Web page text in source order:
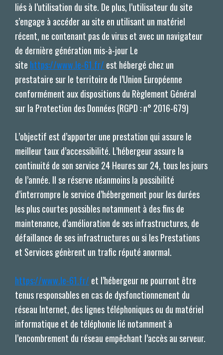
liés à l’utilisation du site. De plus, l’utilisateur du site
s’engage à accéder au site en utilisant un matériel
récent, ne contenant pas de virus et avec un navigateur
de dernière génération mis-à-jour Le
site https://www.le-61.fr/ est hébergé chez un
prestataire sur le territoire de l’Union Européenne
conformément aux dispositions du Règlement Général
sur la Protection des Données (RGPD : n° 2016-679)
L’objectif est d’apporter une prestation qui assure le
meilleur taux d’accessibilité. L’hébergeur assure la
continuité de son service 24 Heures sur 24, tous les jours
de l’année. Il se réserve néanmoins la possibilité
d’interrompre le service d’hébergement pour les durées
les plus courtes possibles notamment à des fins de
maintenance, d’amélioration de ses infrastructures, de
défaillance de ses infrastructures ou si les Prestations
et Services génèrent un trafic réputé anormal.
https://www.le-61.fr/ et l’hébergeur ne pourront être
tenus responsables en cas de dysfonctionnement du
réseau Internet, des lignes téléphoniques ou du matériel
informatique et de téléphonie lié notamment à
l’encombrement du réseau empêchant l’accès au serveur.